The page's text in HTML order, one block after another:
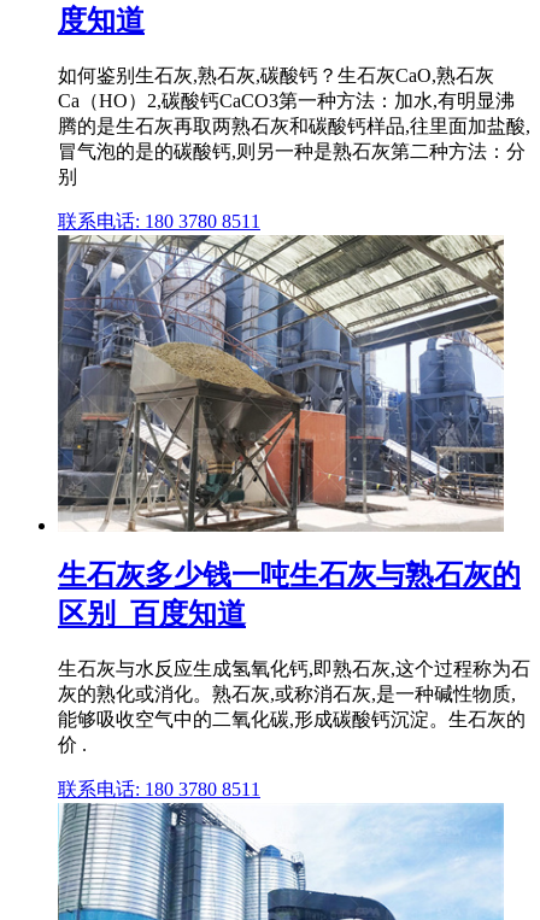
度知道
如何鉴别生石灰,熟石灰,碳酸钙？生石灰CaO,熟石灰
Ca（HO）2,碳酸钙CaCO3第一种方法：加水,有明显沸
腾的是生石灰再取两熟石灰和碳酸钙样品,往里面加盐酸,
冒气泡的是的碳酸钙,则另一种是熟石灰第二种方法：分
别
联系电话: 180 3780 8511
生石灰多少钱一吨生石灰与熟石灰的
区别_百度知道
生石灰与水反应生成氢氧化钙,即熟石灰,这个过程称为石
灰的熟化或消化。熟石灰,或称消石灰,是一种碱性物质,
能够吸收空气中的二氧化碳,形成碳酸钙沉淀。生石灰的
价 .
联系电话: 180 3780 8511